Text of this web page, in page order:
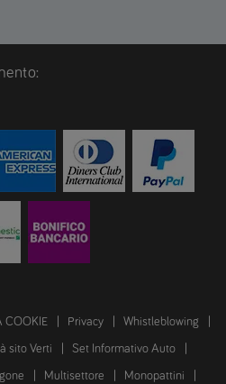
COOKIE Privacy Whistleblowing
sito Verti Set Informativo Auto
Multisettore Monopattini